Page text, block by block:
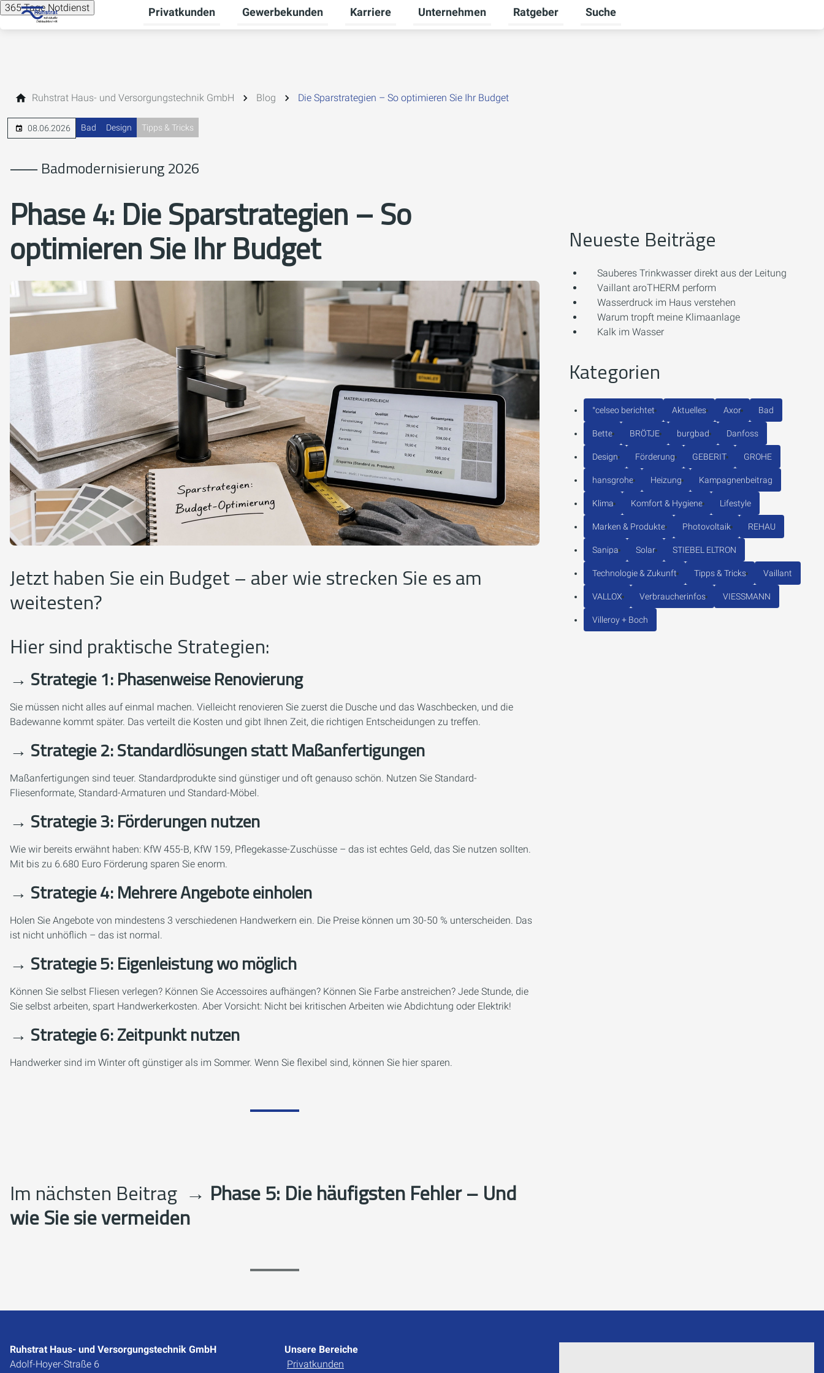
365 Tage Notdienst Privatkunden
Untermenü für Privatkunden umschalten
Gewerbekunden
Untermenü für Gewerbekunden umschalten
Karriere
Untermenü für Karriere umschalten
Unternehmen
Untermenü für Unternehmen umschalten
Ratgeber
Untermenü für Ratgeber umschalten
Suche
Ruhstrat Haus- und Versorgungstechnik GmbH Blog Die Sparstrategien – So optimieren Sie Ihr Budget
08.06.2026 Bad Design Tipps & Tricks
⸺ Badmodernisierung 2026
Phase 4: Die Sparstrategien – So
optimieren Sie Ihr Budget
Jetzt haben Sie ein Budget – aber wie strecken Sie es am
weitesten?
Hier sind praktische Strategien:
→ Strategie 1: Phasenweise Renovierung
Sie müssen nicht alles auf einmal machen. Vielleicht renovieren Sie zuerst die Dusche und das Waschbecken, und die
Badewanne kommt später. Das verteilt die Kosten und gibt Ihnen Zeit, die richtigen Entscheidungen zu treffen.
→ Strategie 2: Standardlösungen statt Maßanfertigungen
Maßanfertigungen sind teuer. Standardprodukte sind günstiger und oft genauso schön. Nutzen Sie Standard-
Fliesenformate, Standard-Armaturen und Standard-Möbel.
→ Strategie 3: Förderungen nutzen
Wie wir bereits erwähnt haben: KfW 455-B, KfW 159, Pflegekasse-Zuschüsse – das ist echtes Geld, das Sie nutzen sollten.
Mit bis zu 6.680 Euro Förderung sparen Sie enorm.
→ Strategie 4: Mehrere Angebote einholen
Holen Sie Angebote von mindestens 3 verschiedenen Handwerkern ein. Die Preise können um 30-50 % unterscheiden. Das
ist nicht unhöflich – das ist normal.
→ Strategie 5: Eigenleistung wo möglich
Können Sie selbst Fliesen verlegen? Können Sie Accessoires aufhängen? Können Sie Farbe anstreichen? Jede Stunde, die
Sie selbst arbeiten, spart Handwerkerkosten. Aber Vorsicht: Nicht bei kritischen Arbeiten wie Abdichtung oder Elektrik!
→ Strategie 6: Zeitpunkt nutzen
Handwerker sind im Winter oft günstiger als im Sommer. Wenn Sie flexibel sind, können Sie hier sparen.
Im nächsten Beitrag → Phase 5: Die häufigsten Fehler – Und
wie Sie sie vermeiden
Neueste Beiträge
Sauberes Trinkwasser direkt aus der Leitung
Vaillant aroTHERM perform
Wasserdruck im Haus verstehen
Warum tropft meine Klimaanlage
Kalk im Wasser
Kategorien
°celseo berichtet Aktuelles Axor Bad
Bette BRÖTJE burgbad Danfoss
Design Förderung GEBERIT GROHE
hansgrohe Heizung Kampagnenbeitrag
Klima Komfort & Hygiene Lifestyle
Marken & Produkte Photovoltaik REHAU
Sanipa Solar STIEBEL ELTRON
Technologie & Zukunft Tipps & Tricks Vaillant
VALLOX Verbraucherinfos VIESSMANN
Villeroy + Boch
Ruhstrat Haus- und Versorgungstechnik GmbH
Adolf-Hoyer-Straße 6
Unsere Bereiche
Privatkunden